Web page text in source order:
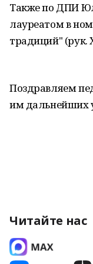
Также по ДПИ
лауреатом в
традиций" (рук.
Поздравляем
им дальнейших
Читайте нас